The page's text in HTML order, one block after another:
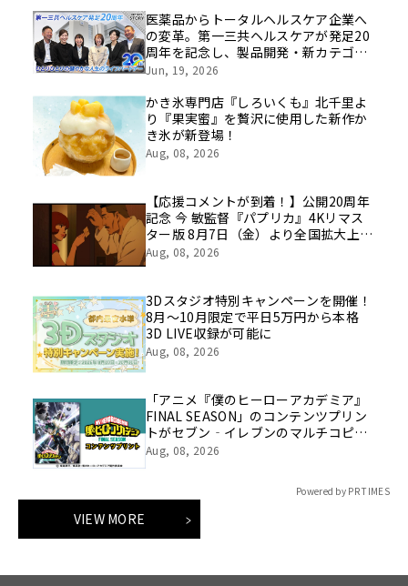
医薬品からトータルヘルスケア企業へ
の変革。第一三共ヘルスケアが発足20
周年を記念し、製品開発・新カテゴリ
挑戦の舞台や旧社統合時のエピソード
像を公開！
Jun, 19, 2026
かき氷専門店『しろいくも』北千里よ
り『果実蜜』を贅沢に使用した新作か
き氷が新登場！
Aug, 08, 2026
【応援コメントが到着！】公開20周年
記念 今 敏監督『パプリカ』4Kリマス
ター版 8月7日（金）より全国拡大上
映！
Aug, 08, 2026
3Dスタジオ特別キャンペーンを開催！
8月～10月限定で平日5万円から本格
3D LIVE収録が可能に
Aug, 08, 2026
「アニメ『僕のヒーローアカデミア』
FINAL SEASON」のコンテンツプリン
トがセブン‐イレブンのマルチコピー
機に登場
Aug, 08, 2026
Powered by PR TIMES
VIEW MORE